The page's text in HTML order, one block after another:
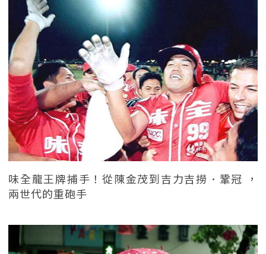
味全龍王牌捕手！從陳金茂到吉力吉撈．鞏冠 ，
兩世代的重砲手